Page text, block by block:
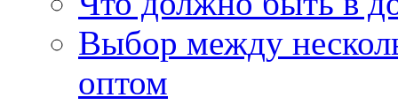
Выбор между
оптом